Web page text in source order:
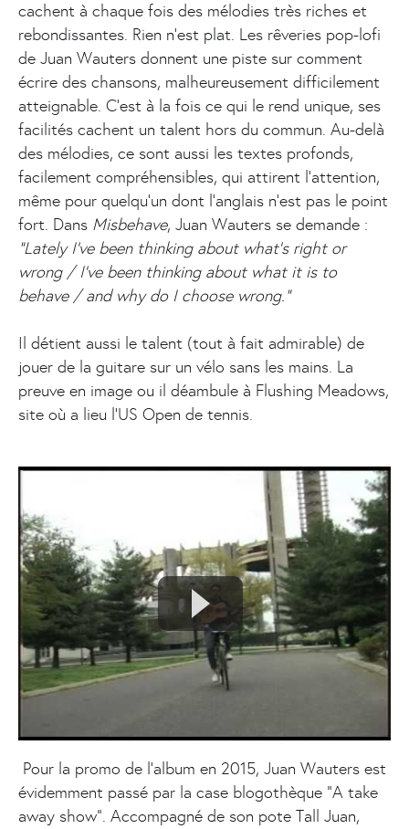
cachent à chaque fois des mélodies très riches et
rebondissantes. Rien n’est plat. Les rêveries pop-lofi
de Juan Wauters donnent une piste sur comment
écrire des chansons, malheureusement difficilement
atteignable. C’est à la fois ce qui le rend unique, ses
facilités cachent un talent hors du commun. Au-delà
des mélodies, ce sont aussi les textes profonds,
facilement compréhensibles, qui attirent l’attention,
même pour quelqu’un dont l’anglais n’est pas le point
fort. Dans Misbehave, Juan Wauters se demande :
"Lately I've been thinking about what's right or
wrong / I've been thinking about what it is to
behave / and why do I choose wrong."
Il détient aussi le talent (tout à fait admirable) de
jouer de la guitare sur un vélo sans les mains. La
preuve en image ou il déambule à Flushing Meadows,
site où a lieu l'US Open de tennis.
Pour la promo de l’album en 2015, Juan Wauters est
évidemment passé par la case blogothèque “A take
away show”. Accompagné de son pote Tall Juan,